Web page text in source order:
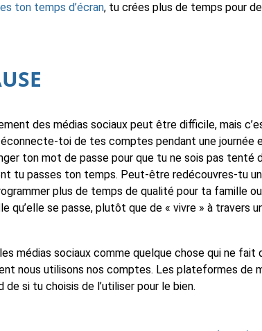
ton temps d’écran, tu crées plus de temps pour
des médias sociaux peut être difficile, mais
toi de tes comptes pendant une journée
ton mot de passe pour que tu ne sois pas
tu passes ton temps. Peut-être redécouvres-tu
plus de temps de qualité pour ta famille
qu’elle se passe, plutôt que de « vivre » à travers
médias sociaux comme quelque chose qui ne fait
nous utilisons nos comptes. Les plateformes de
si tu choisis de l’utiliser pour le bien.